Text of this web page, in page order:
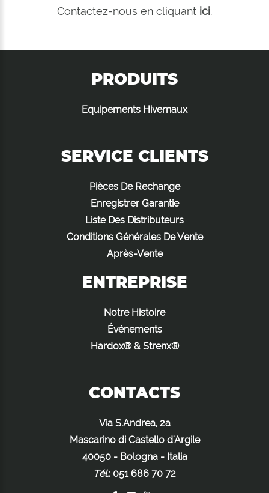
Contactez-nous en cliquant ici.
PRODUITS
Equipements Hivernaux
SERVICE CLIENTS
Pièces De Rechange
Enregistrer Garantie
Liste Des Distributeurs
Conditions Générales De Vente
Après-Vente
ENTREPRISE
Notre Histoire
Événements
Hardox® & Strenx®
CONTACTS
Via S.Andrea, 2a
Mascarino di Castello d'Argile
40050 - Bologna - Italia
Tél.: 051 686 70 72